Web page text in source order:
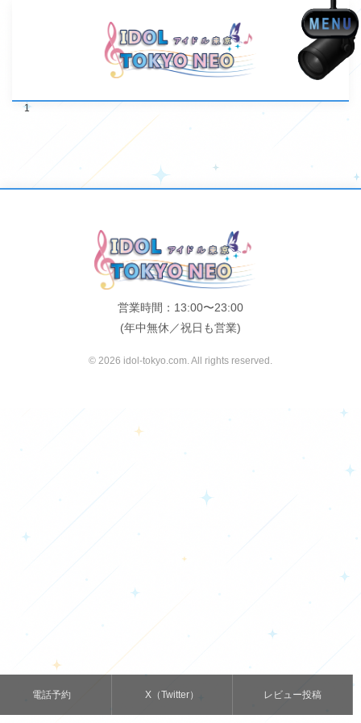
1
営業時間：13:00〜23:00
(年中無休／祝日も営業)
© 2026 idol-tokyo.com. All rights reserved.
電話予約 X（Twitter） レビュー投稿